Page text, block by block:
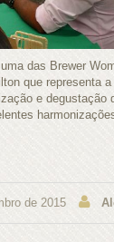
das Brewer
que representa
e
de 2015